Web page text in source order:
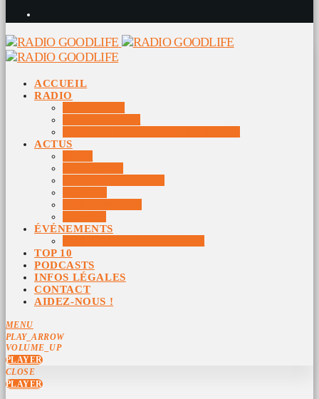
ACCUEIL
RADIO
ACTUS
ÉVÉNEMENTS
TOP 10
PODCASTS
INFOS LÉGALES
CONTACT
AIDEZ-NOUS !
MENU
PLAY_ARROW
VOLUME_UP
PLAYER
CLOSE
PLAYER